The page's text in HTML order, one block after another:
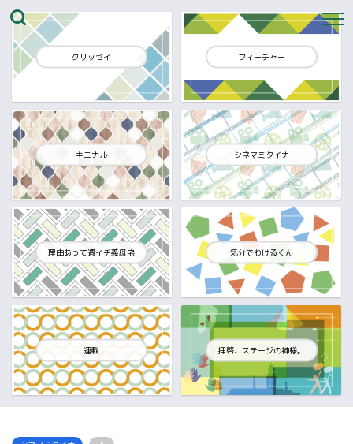
クリッセイ フィーチャー
キニナル シネマミタイナ
理由あって週イチ義母宅 気分でわけるくん
連載 拝啓、ステージの神様。